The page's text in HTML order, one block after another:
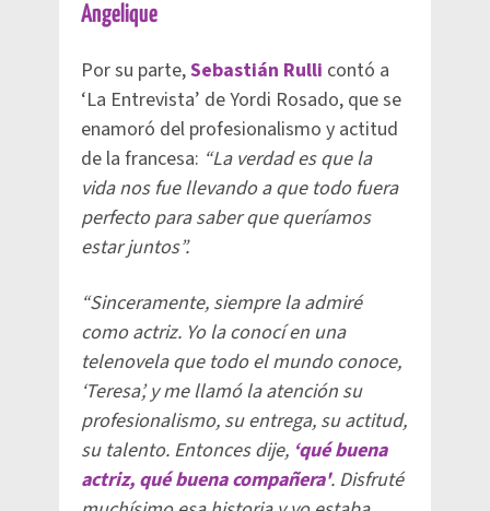
Angelique
Por su parte,Sebastián Rulli contó a
‘La Entrevista’ de Yordi Rosado, que se
enamoró del profesionalismo y actitud
de la francesa: “La verdad es que la
vida nos fue llevando a que todo fuera
perfecto para saber que queríamos
estar juntos”.
“Sinceramente, siempre la admiré
como actriz. Yo la conocí en una
telenovela que todo el mundo conoce,
‘Teresa’, y me llamó la atención su
profesionalismo, su entrega, su actitud,
su talento. Entonces dije, ‘qué buena
actriz, qué buena compañera'. Disfruté